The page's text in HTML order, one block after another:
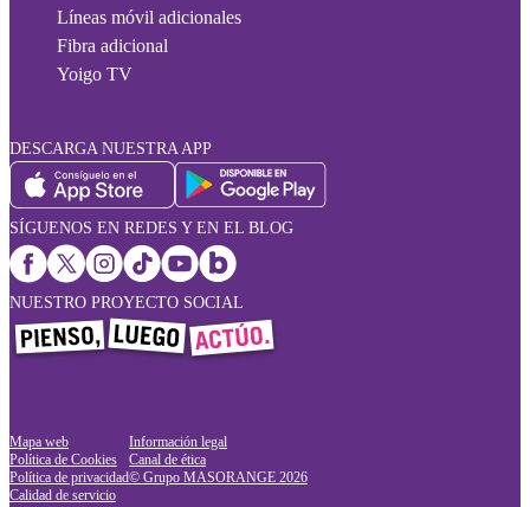
Líneas móvil adicionales
Fibra adicional
Yoigo TV
DESCARGA NUESTRA APP
SÍGUENOS EN REDES Y EN EL BLOG
NUESTRO PROYECTO SOCIAL
Mapa web
Política de Cookies
Política de privacidad
Calidad de servicio
Información legal
Canal de ética
© Grupo MASORANGE 2026